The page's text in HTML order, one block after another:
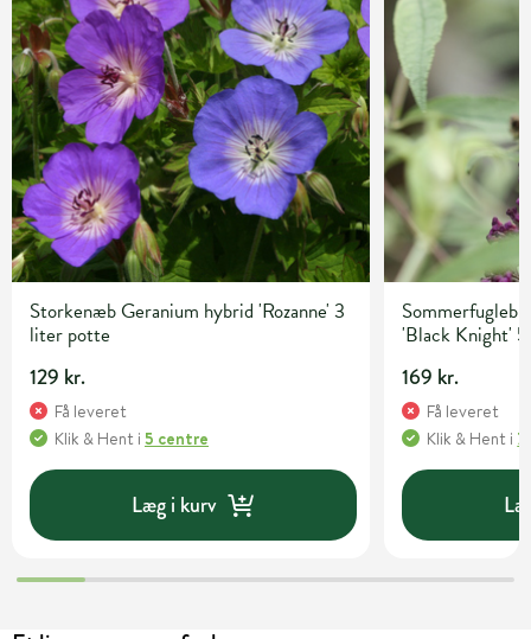
Storkenæb Geranium hybrid 'Rozanne' 3
liter potte
129 kr.
Få leveret
Klik & Hent i 5 centre
Læg i kurv
'Black Knight'
169 kr.
Få leveret
Klik & Hent i